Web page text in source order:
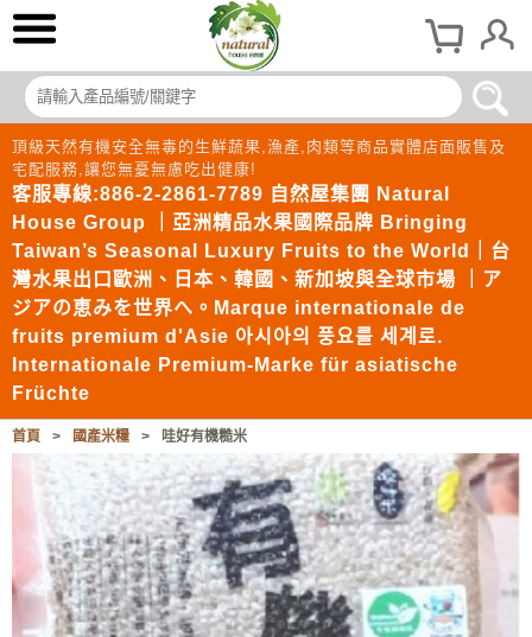
頂級天然有機安全無毒的生鮮蔬果,漁產,肉類等商品實體店面販售及
宅配服務,讓您無憂無慮吃出健康!
客服專線:886-2-2861-7789 自然屋集團 Natural
House Group ｜亞洲精品水果國際品牌 Bringing
Taiwan’s Seasonal Luxury Fruits to the World｜台
灣水果出口歐洲、日本、韓國、新加坡與全球市場 ｜ア
ジアの恵みを世界へ。Marque internationale de
fruits premium d'Asie 아시아의 풍요를 세계로.
Internationale Premium-Marke für asiatische
Früchte
首頁 > 國產米糧 > 哇好有機糙米